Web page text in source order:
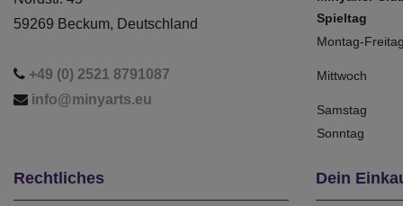
59269 Beckum, Deutschland
+49 (0) 2521 8791087
info@minyarts.eu
Spieltag
Montag-Freitag
Mittwoch
Samstag
Sonntag
Rechtliches Dein